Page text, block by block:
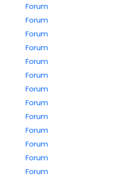
Forum
Forum
Forum
Forum
Forum
Forum
Forum
Forum
Forum
Forum
Forum
Forum
Forum